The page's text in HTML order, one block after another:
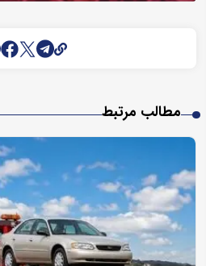
مطالب مرتبط